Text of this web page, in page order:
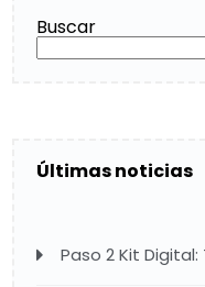
Buscar
Últimas noticias
Paso 2 Kit